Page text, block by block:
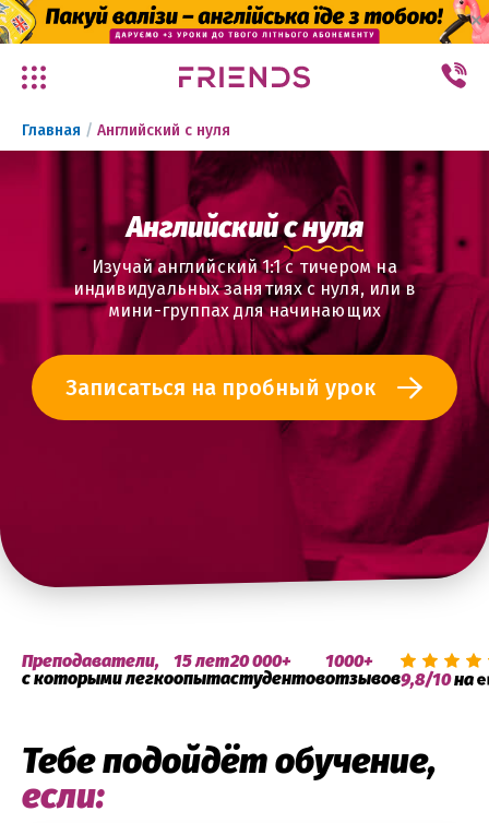
✕
Главная / Английский с нуля
Английскийс нуля
Изучай английский 1:1 с тичером на
индивидуальных занятиях с нуля, или в
мини-группах для начинающих
Записаться на пробный урок
Преподаватели,
с которыми легко
15 лет
опыта
20 000+
студентов
1000+
отзывов9,8/10на
Тебе подойдёт обучение,
если: